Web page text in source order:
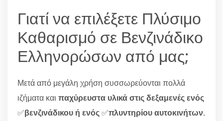
Γιατί να επιλέξετε Πλύσιμο
Καθαρισμό σε Βενζινάδικο
Ελληνορώσων από μας;
Μετά από μεγάλη χρήση συσσωρεύονται πολλά
ιζήματα και παχύρευστα υλικά στις δεξαμενές ενός
✅βενζινάδικου ή ενός✅πλυντηρίου αυτοκινήτων.